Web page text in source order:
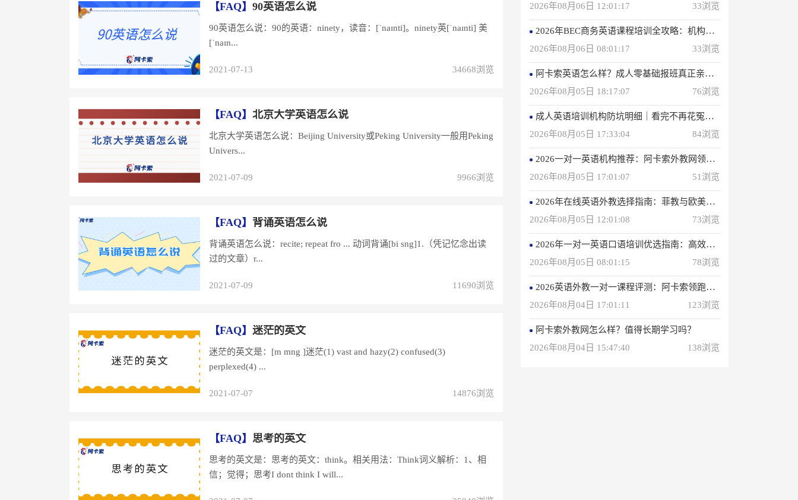
【FAQ】 90英语怎么说
90英语怎么说：90的英语：ninety，读音：[ˈnaɪnti]。ninety英[ˈnaɪnti] 美
[ˈnaɪn...
2021-07-13 34668浏览
【FAQ】 北京大学英语怎么说
北京大学英语怎么说：Beijing University或Peking University一般用Peking
Univers...
2021-07-09 9966浏览
【FAQ】 背诵英语怎么说
背诵英语怎么说：recite; repeat fro ... 动词背诵[bi sng]1.（凭记忆念出读
过的文章）r...
2021-07-09 11690浏览
【FAQ】 迷茫的英文
迷茫的英文是：[m mng ]迷茫(1) vast and hazy(2) confused(3)
perplexed(4) ...
2021-07-07 14876浏览
【FAQ】 思考的英文
思考的英文是：思考的英文：think。相关用法：Think词义解析：1、相
信；觉得；思考I dont think I will...
2026年08月06日 12:01:17
33浏览
2026年BEC商务英语课程培训全攻略：机构选择与备考指南
2026年08月06日 08:01:17
33浏览
阿卡索英语怎么样？成人零基础报班真正亲身感受
2026年08月05日 18:17:07
76浏览
成人英语培训机构防坑明细｜看完不再花冤枉钱(真正的用户反馈)
2026年08月05日 17:33:04
84浏览
2026一对一英语机构推荐：阿卡索外教网领衔专业之选
2026年08月05日 17:01:07
51浏览
2026年在线英语外教选择指南：菲教与欧美外教深度解析
2026年08月05日 12:01:08
73浏览
2026年一对一英语口语培训优选指南：高效学习方案解析
2026年08月05日 08:01:15
78浏览
2026英语外教一对一课程评测：阿卡索领跑性价比之选
2026年08月04日 17:01:11
123浏览
阿卡索外教网怎么样？值得长期学习吗？
2026年08月04日 15:47:40
138浏览